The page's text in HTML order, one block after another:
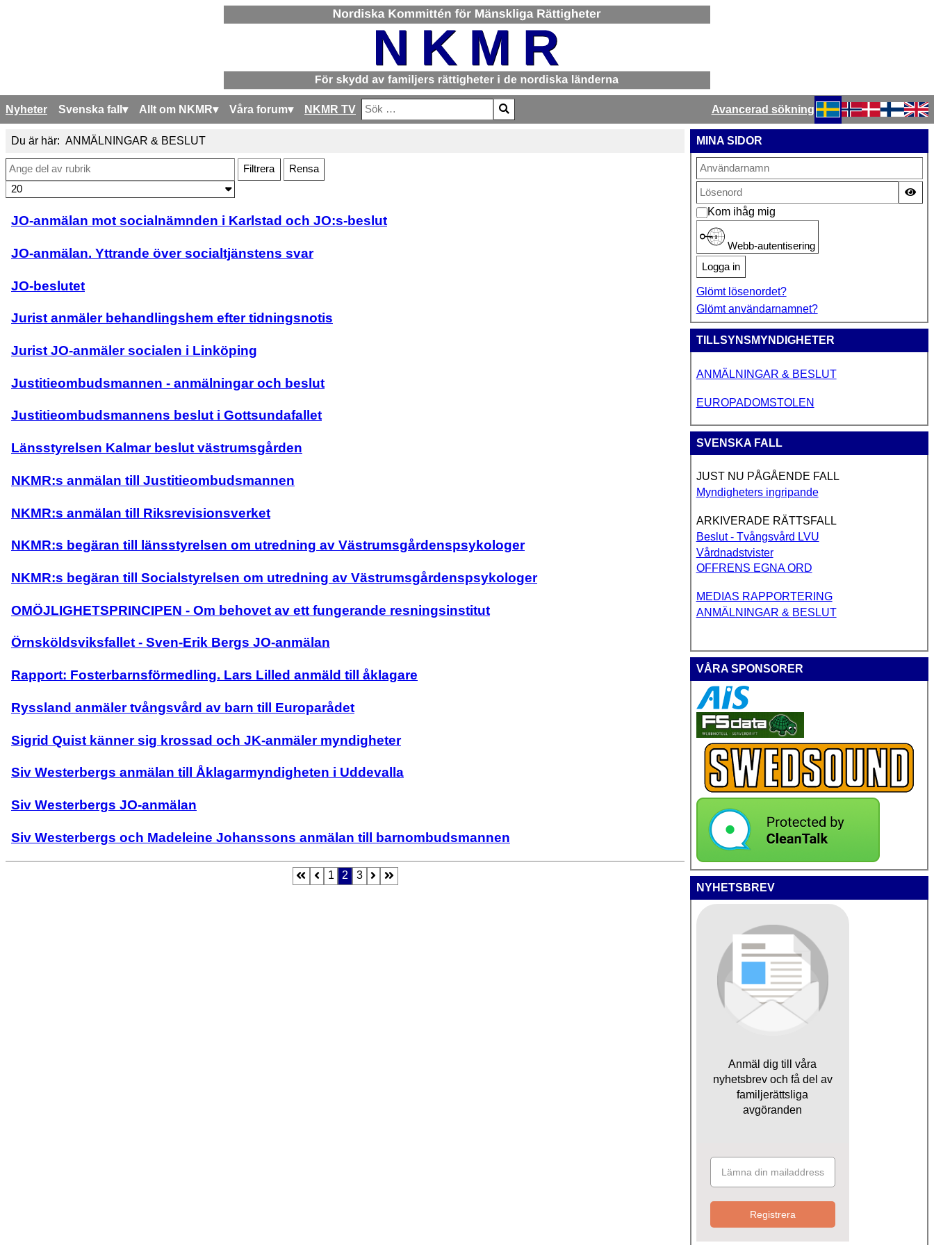
Nyheter Svenska fall Allt om NKMR Våra forum NKMR TV
Sök
Type 2 or more characters for results.
Avancerad sökning
Välj ditt språk
Du är här: ANMÄLNINGAR & BESLUT
Ange del av rubrik Filtrera Rensa
Visa #
JO-anmälan mot socialnämnden i Karlstad och JO:s-beslut
JO-anmälan. Yttrande över socialtjänstens svar
JO-beslutet
Jurist anmäler behandlingshem efter tidningsnotis
Jurist JO-anmäler socialen i Linköping
Justitieombudsmannen - anmälningar och beslut
Justitieombudsmannens beslut i Gottsundafallet
Länsstyrelsen Kalmar beslut västrumsgården
NKMR:s anmälan till Justitieombudsmannen
NKMR:s anmälan till Riksrevisionsverket
NKMR:s begäran till länsstyrelsen om utredning av Västrumsgårdenspsykologer
NKMR:s begäran till Socialstyrelsen om utredning av Västrumsgårdenspsykologer
OMÖJLIGHETSPRINCIPEN - Om behovet av ett fungerande resningsinstitut
Örnsköldsviksfallet - Sven-Erik Bergs JO-anmälan
Rapport: Fosterbarnsförmedling. Lars Lilled anmäld till åklagare
Ryssland anmäler tvångsvård av barn till Europarådet
Sigrid Quist känner sig krossad och JK-anmäler myndigheter
Siv Westerbergs anmälan till Åklagarmyndigheten i Uddevalla
Siv Westerbergs JO-anmälan
Siv Westerbergs och Madeleine Johanssons anmälan till barnombudsmannen
1 2 3
MINA SIDOR
Kom ihåg mig
Webb-autentisering
Logga in
Glömt lösenordet?
Glömt användarnamnet?
TILLSYNSMYNDIGHETER
ANMÄLNINGAR & BESLUT
EUROPADOMSTOLEN
SVENSKA FALL
JUST NU PÅGÅENDE FALL
Myndigheters ingripande
ARKIVERADE RÄTTSFALL
Beslut - Tvångsvård LVU
Vårdnadstvister
OFFRENS EGNA ORD
MEDIAS RAPPORTERING
ANMÄLNINGAR & BESLUT
VÅRA SPONSORER
NYHETSBREV
Anmäl dig till våra
nyhetsbrev och få del av
familjerättsliga
avgöranden
Registrera